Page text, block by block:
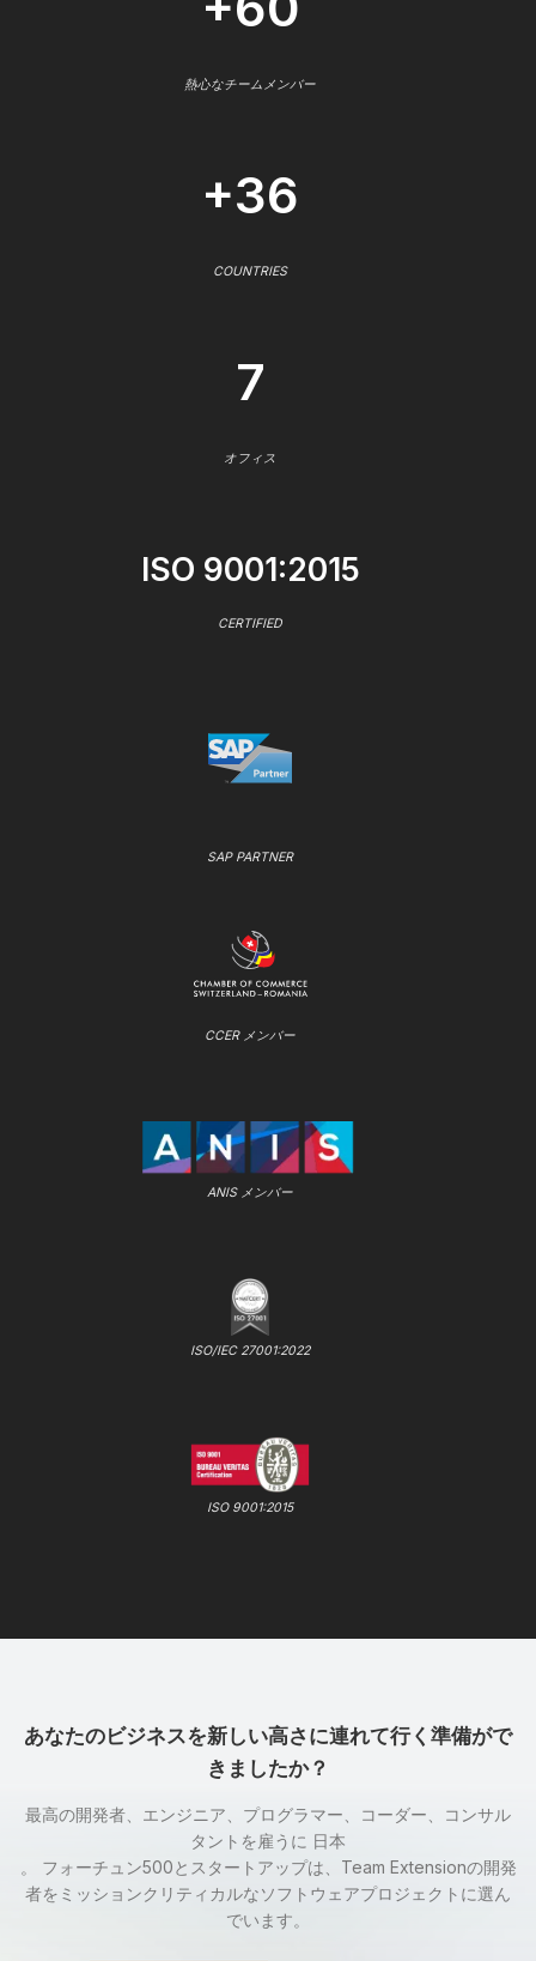
熱心なチームメンバー
+36
COUNTRIES
7
オフィス
ISO 9001:2015
CERTIFIED
SAP PARTNER
CCER メンバー
ANIS メンバー
ISO/IEC 27001:2022
ISO 9001:2015
あなたのビジネスを新しい高さに連れて行く準備がで
きましたか？
最高の開発者、エンジニア、プログラマー、コーダー、コンサル
タントを雇うに 日本
。 フォーチュン500とスタートアップは、Team Extensionの開発
者をミッションクリティカルなソフトウェアプロジェクトに選ん
でいます。